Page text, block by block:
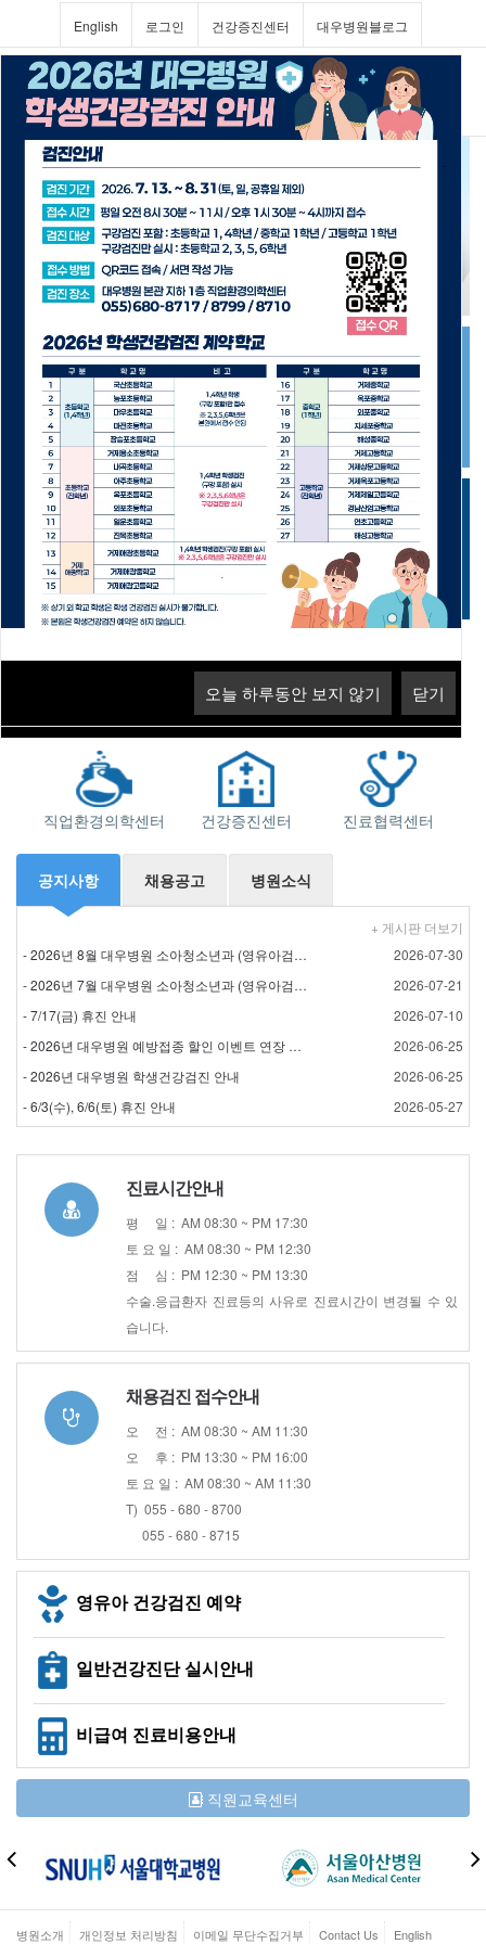
오늘 하루동안 보지 않기 닫기
오늘 하루동안 보지 않기
닫기
오늘 하루동안 보지 않기
닫기
English 로그인 건강증진센터 대우병원블로그
진료과 및 의료진소개
고객의 소리
소화기센터 근로자건강센터
직업환경의학센터 건강증진센터 진료협력센터
공지사항 채용공고 병원소식
+ 게시판 더보기
- 2026년 8월 대우병원 소아청소년과 (영유아검진) 검…
2026-07-30
- 2026년 7월 대우병원 소아청소년과 (영유아검진) 검…
2026-07-21
- 7/17(금) 휴진 안내
2026-07-10
- 2026년 대우병원 예방접종 할인 이벤트 연장 안내
2026-06-25
- 2026년 대우병원 학생건강검진 안내
2026-06-25
- 6/3(수), 6/6(토) 휴진 안내
2026-05-27
진료시간안내
평 일 : AM 08:30 ~ PM 17:30
토 요 일 : AM 08:30 ~ PM 12:30
점 심 : PM 12:30 ~ PM 13:30
수술.응급환자 진료등의 사유로 진료시간이 변경될 수 있
습니다.
채용검진 접수안내
오 전 : AM 08:30 ~ AM 11:30
오 후 : PM 13:30 ~ PM 16:00
토 요 일 : AM 08:30 ~ AM 11:30
T) 055 - 680 - 8700
055 - 680 - 8715
영유아 건강검진 예약
일반건강진단 실시안내
비급여 진료비용안내
직원교육센터
병원소개 개인정보 처리방침 이메일 무단수집거부 Contact Us English